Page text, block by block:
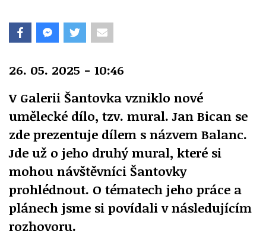
26. 05. 2025 - 10:46
V Galerii Šantovka vzniklo nové
umělecké dílo, tzv. mural. Jan Bican se
zde prezentuje dílem s názvem Balanc.
Jde už o jeho druhý mural, které si
mohou návštěvníci Šantovky
prohlédnout. O tématech jeho práce a
plánech jsme si povídali v následujícím
rozhovoru.